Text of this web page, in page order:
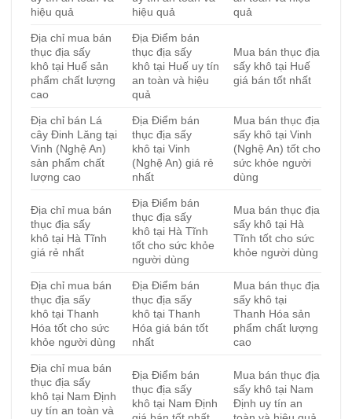
hiệu quả
hiệu quả
quả
Địa chỉ mua bán
thục địa sấy
khô tại Huế sản
phẩm chất lượng
cao
Địa Điểm bán
thục địa sấy
khô tại Huế uy tín
an toàn và hiệu
quả
Mua bán thục địa
sấy khô tại Huế
giá bán tốt nhất
Địa chỉ bán Lá
cây Đinh Lăng tại
Vinh (Nghệ An)
sản phẩm chất
lượng cao
Địa Điểm bán
thục địa sấy
khô tại Vinh
(Nghệ An) giá rẻ
nhất
Mua bán thục địa
sấy khô tại Vinh
(Nghệ An) tốt cho
sức khỏe người
dùng
Địa chỉ mua bán
thục địa sấy
khô tại Hà Tĩnh
giá rẻ nhất
Địa Điểm bán
thục địa sấy
khô tại Hà Tĩnh
tốt cho sức khỏe
người dùng
Mua bán thục địa
sấy khô tại Hà
Tĩnh tốt cho sức
khỏe người dùng
Địa chỉ mua bán
thục địa sấy
khô tại Thanh
Hóa tốt cho sức
khỏe người dùng
Địa Điểm bán
thục địa sấy
khô tại Thanh
Hóa giá bán tốt
nhất
Mua bán thục địa
sấy khô tại
Thanh Hóa sản
phẩm chất lượng
cao
Địa chỉ mua bán
thục địa sấy
khô tại Nam Định
uy tín an toàn và
Địa Điểm bán
thục địa sấy
khô tại Nam Định
Mua bán thục địa
sấy khô tại Nam
Định uy tín an